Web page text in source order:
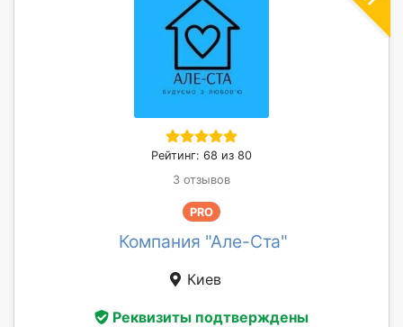
Рейтинг: 68 из 80
3 отзывов
PRO
Компания "Але-Ста"
Киев
Реквизиты подтверждены